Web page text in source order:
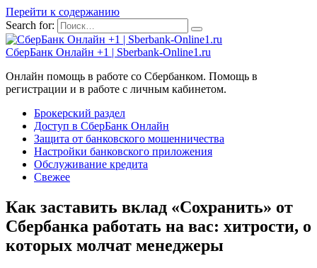
Перейти к содержанию
Search for:
СберБанк Онлайн +1 | Sberbank-Online1.ru
Онлайн помощь в работе со Сбербанком. Помощь в
регистрации и в работе с личным кабинетом.
Брокерский раздел
Доступ в СберБанк Онлайн
Защита от банковского мошенничества
Настройки банковского приложения
Обслуживание кредита
Свежее
Как заставить вклад «Сохранить» от
Сбербанка работать на вас: хитрости, о
которых молчат менеджеры